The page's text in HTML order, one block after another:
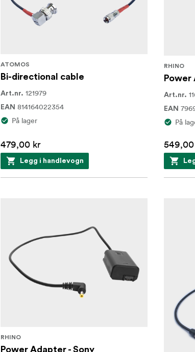
ATOMOS
Bi-directional cable
Art.nr. 121979
EAN 814164022354
På lager
479,00 kr
Legg i handlevogn
RHINO
Power
Art.nr.
EAN
På
RHINO
Power Adapter - Sony